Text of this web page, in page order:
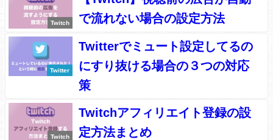
Twitch
で流れない場合の設定方法
Twitter
Twitterでミュート設定してるの
にすり抜ける場合の３つの対応
策
Twitch
Twitchアフィリエイト登録の設
定方法まとめ